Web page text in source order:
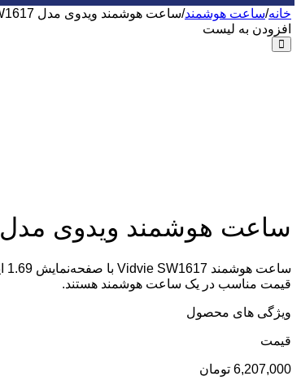
خانه/ساعت هوشمند/ساعت هوشمند ویدوی مدل Vidvie SW1617
افزودن به لیست
ساعت هوشمند ویدوی مدل Vidvie SW1617
قیمت مناسب در یک ساعت هوشمند هستند.
ویژگی های محصول
قيمت
6,207,000 تومان